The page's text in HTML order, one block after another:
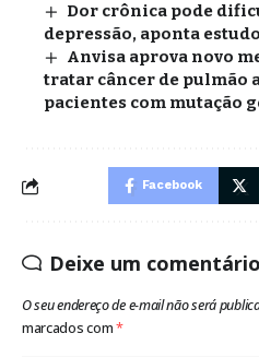
Dor crônica pode
depressão, aponta estudo
Anvisa aprova novo
tratar câncer de pulmão
pacientes com mutação
Facebook
Deixe um comentário
O seu endereço de e-mail não será
marcados com*